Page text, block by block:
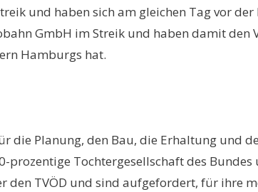
und haben sich am gleichen Tag vor
GmbH im Streik und haben damit
Hamburgs hat.
die Planung, den Bau, die Erhaltung und
prozentige Tochtergesellschaft des
TVÖD und sind aufgefordert, für ihre